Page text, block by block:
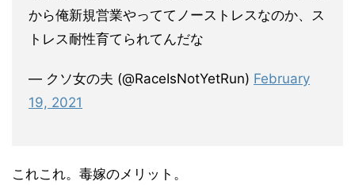
から俺新規営業やっててノーストレスなのか、ス
トレス耐性育てられてんだな
— クソ女の夫 (@RaceIsNotYetRun) February
19, 2021
これこれ。毒嫁のメリット。